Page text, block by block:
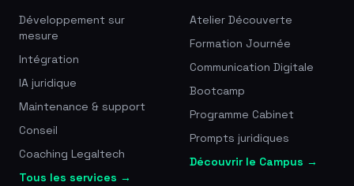
Développement sur
mesure
Intégration
IA juridique
Maintenance & support
Conseil
Coaching Legaltech
Tous les services →
Atelier Découverte
Formation Journée
Communication Digitale
Bootcamp
Programme Cabinet
Prompts juridiques
Découvrir le Campus →